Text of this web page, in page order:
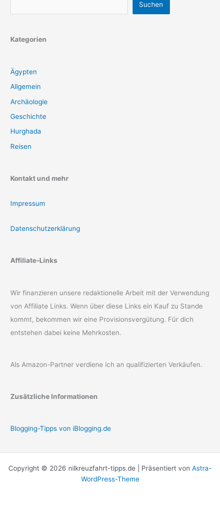
Suchen
Kategorien
Ägypten
Allgemein
Archäologie
Geschichte
Hurghada
Reisen
Kontakt und mehr
Impressum
Datenschutzerklärung
Affiliate-Links
Wir finanzieren unsere redaktionelle Arbeit mit der Verwendung
von Affiliate Links. Wenn über diese Links ein Kauf zu Stande
kommt, bekommen wir eine Provisionsvergütung. Für dich
entstehen dabei keine Mehrkosten.
Als Amazon-Partner verdiene ich an qualifizierten Verkäufen.
Zusätzliche Informationen
Blogging-Tipps von iBlogging.de
Copyright © 2026 nilkreuzfahrt-tipps.de | Präsentiert von Astra-
WordPress-Theme